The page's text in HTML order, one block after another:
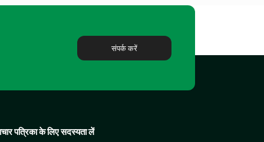
संपर्क करें
पत्रिका के लिए सदस्यता लें